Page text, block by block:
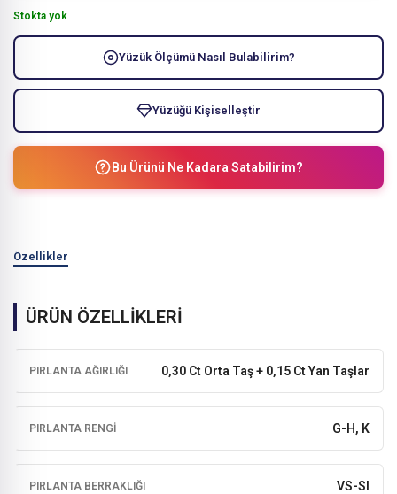
Stokta yok
Yüzük Ölçümü Nasıl Bulabilirim?
Yüzüğü Kişiselleştir
Bu Ürünü Ne Kadara Satabilirim?
Özellikler
ÜRÜN ÖZELLİKLERİ
PIRLANTA AĞIRLIĞI 0,30 Ct Orta Taş + 0,15 Ct Yan Taşlar
PIRLANTA RENGI G-H, K
PIRLANTA BERRAKLIĞI VS-SI